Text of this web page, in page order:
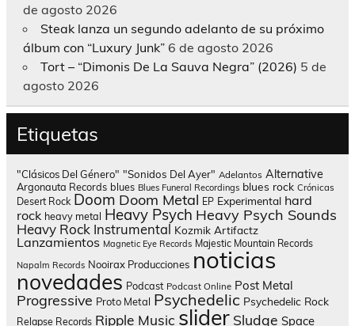
de agosto 2026
Steak lanza un segundo adelanto de su próximo
álbum con “Luxury Junk” 6 de agosto 2026
Tort – “Dimonis De La Sauva Negra” (2026) 5 de
agosto 2026
Etiquetas
"Clásicos Del Género" "Sonidos Del Ayer" Adelantos Alternative
Argonauta Records blues Blues Funeral Recordings blues rock Crónicas
Desert Rock Doom Doom Metal EP Experimental hard
rock heavy metal Heavy Psych Heavy Psych Sounds
Heavy Rock Instrumental Kozmik Artifactz
Lanzamientos Magnetic Eye Records Majestic Mountain Records
Napalm Records Nooirax Producciones noticias
novedades Podcast Podcast Online Post Metal
Progressive Proto Metal Psychedelic Psychedelic Rock
Relapse Records Ripple Music slider Sludge Space